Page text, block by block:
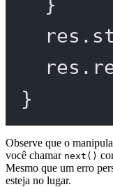
res.
res.
}
Observe que o
você chamar next()
Mesmo que um erro
esteja no lugar.